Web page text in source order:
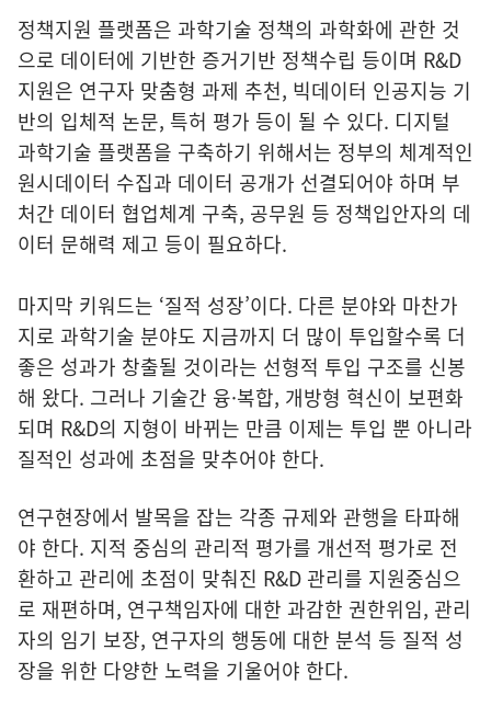
정책지원 플랫폼은 과학기술 정책의 과학화에 관한 것
으로 데이터에 기반한 증거기반 정책수립 등이며 R&D
지원은 연구자 맞춤형 과제 추천, 빅데이터 인공지능 기
반의 입체적 논문, 특허 평가 등이 될 수 있다. 디지털
과학기술 플랫폼을 구축하기 위해서는 정부의 체계적인
원시데이터 수집과 데이터 공개가 선결되어야 하며 부
처간 데이터 협업체계 구축, 공무원 등 정책입안자의 데
이터 문해력 제고 등이 필요하다.
마지막 키워드는 ‘질적 성장’이다. 다른 분야와 마찬가
지로 과학기술 분야도 지금까지 더 많이 투입할수록 더
좋은 성과가 창출될 것이라는 선형적 투입 구조를 신봉
해 왔다. 그러나 기술간 융·복합, 개방형 혁신이 보편화
되며 R&D의 지형이 바뀌는 만큼 이제는 투입 뿐 아니라
질적인 성과에 초점을 맞추어야 한다.
연구현장에서 발목을 잡는 각종 규제와 관행을 타파해
야 한다. 지적 중심의 관리적 평가를 개선적 평가로 전
환하고 관리에 초점이 맞춰진 R&D 관리를 지원중심으
로 재편하며, 연구책임자에 대한 과감한 권한위임, 관리
자의 임기 보장, 연구자의 행동에 대한 분석 등 질적 성
장을 위한 다양한 노력을 기울어야 한다.